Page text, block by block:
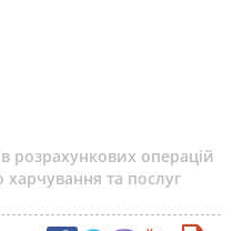
розрахункових операцій
харчування та послуг